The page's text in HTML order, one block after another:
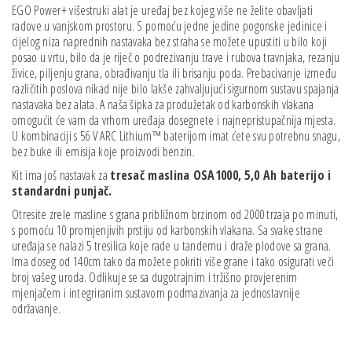
EGO Power+ višestruki alat je uređaj bez kojeg više ne želite obavljati
radove u vanjskom prostoru. S pomoću jedne jedine pogonske jedinice i
cijelog niza naprednih nastavaka bez straha se možete upustiti u bilo koji
posao u vrtu, bilo da je riječ o podrezivanju trave i rubova travnjaka, rezanju
živice, piljenju grana, obrađivanju tla ili brisanju poda. Prebacivanje između
različitih poslova nikad nije bilo lakše zahvaljujući sigurnom sustavu spajanja
nastavaka bez alata. A naša šipka za produžetak od karbonskih vlakana
omogućit će vam da vrhom uređaja dosegnete i najnepristupačnija mjesta.
U kombinaciji s 56 V ARC Lithium™ baterijom imat ćete svu potrebnu snagu,
bez buke ili emisija koje proizvodi benzin.
Kit ima još nastavak za tresač maslina OSA1000, 5,0 Ah baterijo i
standardni punjač.
Otresite zrele masline s grana približnom brzinom od 2000 trzaja po minuti,
s pomoću 10 promjenjivih prstiju od karbonskih vlakana. Sa svake strane
uređaja se nalazi 5 tresilica koje rade u tandemu i draže plodove sa grana.
Ima doseg od 140cm tako da možete pokriti više grane i tako osigurati veči
broj vašeg uroda. Odlikuje se sa dugotrajnim i tržišno provjerenim
mjenjačem i integriranim sustavom podmazivanja za jednostavnije
održavanje.